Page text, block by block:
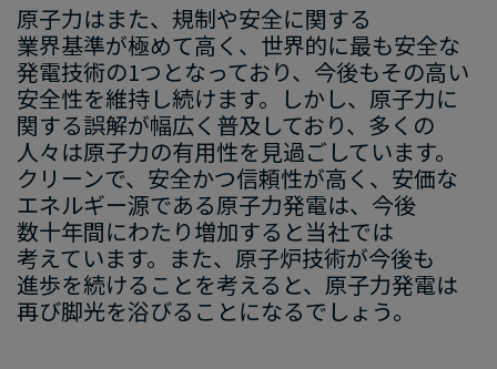
原子力は​また、​規制や​安全に​関する​
業界基準が​極めて​高く、 ​世界的に​最も​安全な​
発電技術の​1つ と​なっており、 ​今後も​その​高い​
安全性を​維持し続けます。​しかし、 ​原子力に​
関する​誤解が​幅広く​普及しており、​多くの​
人々は​原子力の​有用性を​見過ごしています。​
クリーンで、 ​安全か​つ信頼性が​高く 、 ​安価な​
エネルギー源である​原子力発電は、​今後​
数十年間に​わたり増加すると​当社では​
考えています。​また、​原子炉技術が​今後も
進歩を​続ける​ことを​考えると、​原子力発電は​
再び脚光を​浴びる​ことに​なるでしょう。